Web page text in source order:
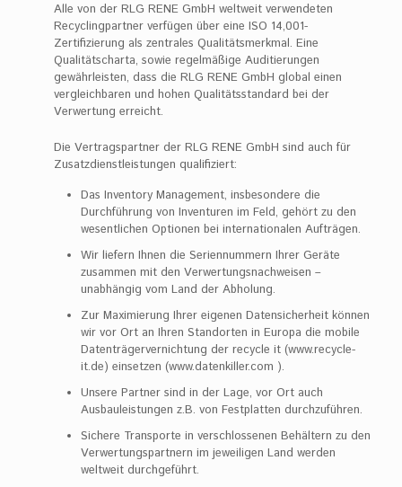
Alle von der RLG RENE GmbH weltweit verwendeten
Recyclingpartner verfügen über eine ISO 14,001-
Zertifizierung als zentrales Qualitätsmerkmal. Eine
Qualitätscharta, sowie regelmäßige Auditierungen
gewährleisten, dass die RLG RENE GmbH global einen
vergleichbaren und hohen Qualitätsstandard bei der
Verwertung erreicht.
Die Vertragspartner der RLG RENE GmbH sind auch für
Zusatzdienstleistungen qualifiziert:
Das Inventory Management, insbesondere die
Durchführung von Inventuren im Feld, gehört zu den
wesentlichen Optionen bei internationalen Aufträgen.
Wir liefern Ihnen die Seriennummern Ihrer Geräte
zusammen mit den Verwertungsnachweisen –
unabhängig vom Land der Abholung.
Zur Maximierung Ihrer eigenen Datensicherheit können
wir vor Ort an Ihren Standorten in Europa die mobile
Datenträgervernichtung der recycle it (www.recycle-
it.de) einsetzen (www.datenkiller.com ).
Unsere Partner sind in der Lage, vor Ort auch
Ausbauleistungen z.B. von Festplatten durchzuführen.
Sichere Transporte in verschlossenen Behältern zu den
Verwertungspartnern im jeweiligen Land werden
weltweit durchgeführt.